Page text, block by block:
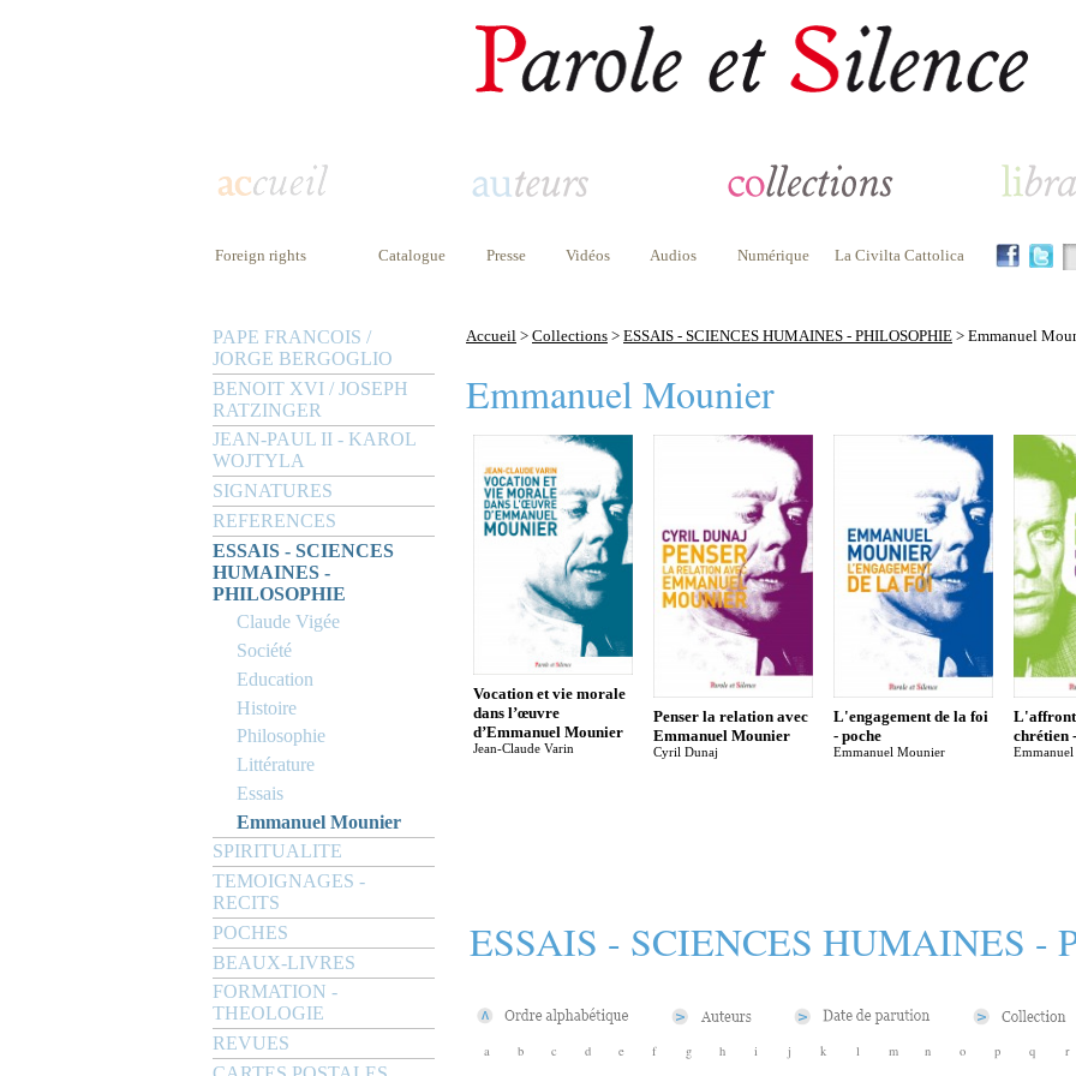
Foreign rights Catalogue Presse Vidéos Audios Numérique La Civilta Cattolica
PAPE FRANCOIS /
JORGE BERGOGLIO
BENOIT XVI / JOSEPH
RATZINGER
JEAN-PAUL II - KAROL
WOJTYLA
SIGNATURES
REFERENCES
ESSAIS - SCIENCES
HUMAINES -
PHILOSOPHIE
Claude Vigée
Société
Education
Histoire
Philosophie
Littérature
Essais
Emmanuel Mounier
SPIRITUALITE
TEMOIGNAGES -
RECITS
POCHES
BEAUX-LIVRES
FORMATION -
THEOLOGIE
REVUES
Accueil > Collections > ESSAIS - SCIENCES HUMAINES - PHILOSOPHIE > Emmanuel
Emmanuel Mounier
Vocation et vie morale
dans l’œuvre
d’Emmanuel Mounier
Jean-Claude Varin
Penser la relation avec
Emmanuel Mounier
Cyril Dunaj
L'engagement de la foi
- poche
Emmanuel Mounier
chrétien
ESSAIS - SCIENCES HUMAINES -
a b c d e f g h i j k l m n o p q r